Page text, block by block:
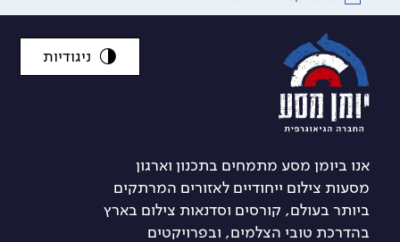
אנו ביומן מסע מתמחים בתכנון וארגון
מסעות צילום ייחודיים לאזורים המרתקים
ביותר בעולם, קורסים וסדנאות צילום בארץ
בהדרכת טובי הצלמים, ובפרויקטים
ניגודיות